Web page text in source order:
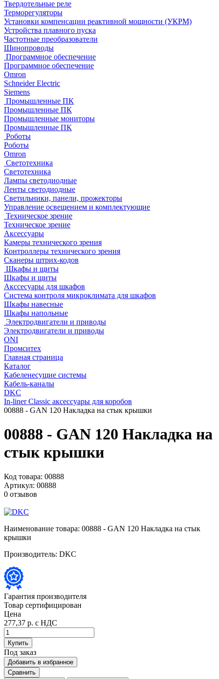
Твердотельные реле
Терморегуляторы
Установки компенсации реактивной мощности (УКРМ)
Устройства плавного пуска
Частотные преобразователи
Шинопроводы
Программное обеспечение
Программное обеспечение
Omron
Schneider Electric
Siemens
Промышленные ПК
Промышленные ПК
Промышленные мониторы
Промышленные ПК
Роботы
Роботы
Omron
Светотехника
Светотехника
Лампы светодиодные
Ленты светодиодные
Светильники, панели, прожекторы
Управление освещением и комплектующие
Техническое зрение
Техническое зрение
Аксессуары
Камеры технического зрения
Контроллеры технического зрения
Сканеры штрих-кодов
Шкафы и щиты
Шкафы и щиты
Акссесуары для шкафов
Система контроля микроклимата для шкафов
Шкафы навесные
Шкафы напольные
Электродвигатели и приводы
Электродвигатели и приводы
ONI
Промситех
Главная страница
Каталог
Кабеленесущие системы
Кабель-каналы
DKC
In-liner Classic аксессуары для коробов
00888 - GAN 120 Накладка на стык крышки
00888 - GAN 120 Накладка на
стык крышки
Код товара: 00888
Артикул: 00888
0 отзывов
Наименование товара: 00888 - GAN 120 Накладка на стык
крышки
Производитель: DKC
Гарантия производителя
Товар сертифицирован
Цена
277,37 р. с НДС
Купить
Под заказ
Добавить в избранное
Сравнить